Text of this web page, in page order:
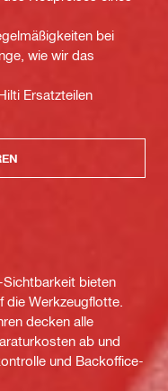
bei
wie wir das
Ersatzteilen
Sichtbarkeit bieten
die Werkzeugflotte.
decken alle
ab und
und Backoffice-